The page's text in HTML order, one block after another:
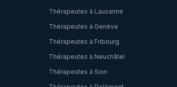
Thérapeutes à Lausanne
Thérapeutes à Genève
Thérapeutes à Fribourg
Thérapeutes à Neuchâtel
Thérapeutes à Sion